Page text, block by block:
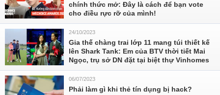
chính thức mở: Đây là cách để bạn vote
cho điều rực rỡ của mình!
24/10/2023
Gia thế chàng trai lớp 11 mang túi thiết kế
lên Shark Tank: Em của BTV thời tiết Mai
Ngọc, trụ sở DN đặt tại biệt thự Vinhomes
06/07/2023
Phải làm gì khi thẻ tín dụng bị hack?